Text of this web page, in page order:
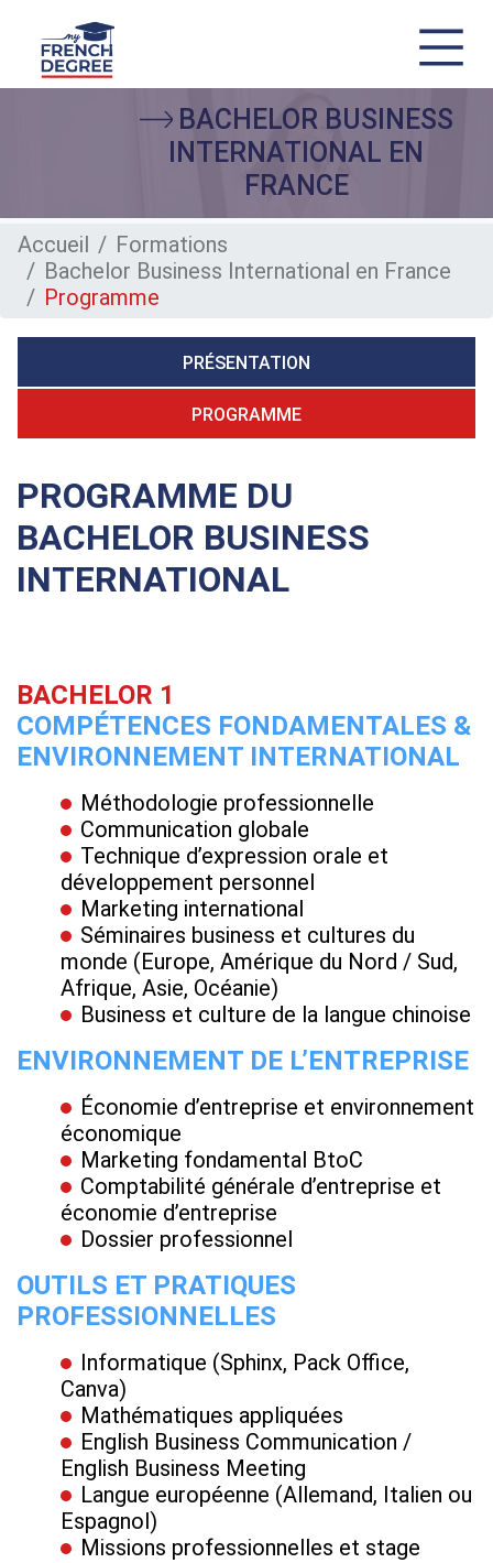
BACHELOR BUSINESS
INTERNATIONAL EN
FRANCE
Accueil
Formations
Bachelor Business International en France
Programme
PRÉSENTATION
PROGRAMME
PROGRAMME DU
BACHELOR BUSINESS
INTERNATIONAL
BACHELOR 1
COMPÉTENCES FONDAMENTALES &
ENVIRONNEMENT INTERNATIONAL
Méthodologie professionnelle
Communication globale
Technique d’expression orale et
développement personnel
Marketing international
Séminaires business et cultures du
monde (Europe, Amérique du Nord / Sud,
Afrique, Asie, Océanie)
Business et culture de la langue chinoise
ENVIRONNEMENT DE L’ENTREPRISE
Économie d’entreprise et environnement
économique
Marketing fondamental BtoC
Comptabilité générale d’entreprise et
économie d’entreprise
Dossier professionnel
OUTILS ET PRATIQUES
PROFESSIONNELLES
Informatique (Sphinx, Pack Office,
Canva)
Mathématiques appliquées
English Business Communication /
English Business Meeting
Langue européenne (Allemand, Italien ou
Espagnol)
Missions professionnelles et stage